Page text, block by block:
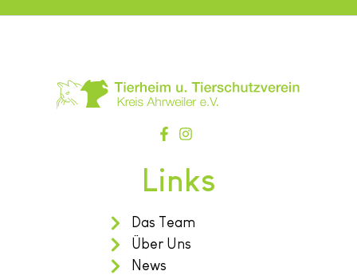
Links
Das Team
Über Uns
News